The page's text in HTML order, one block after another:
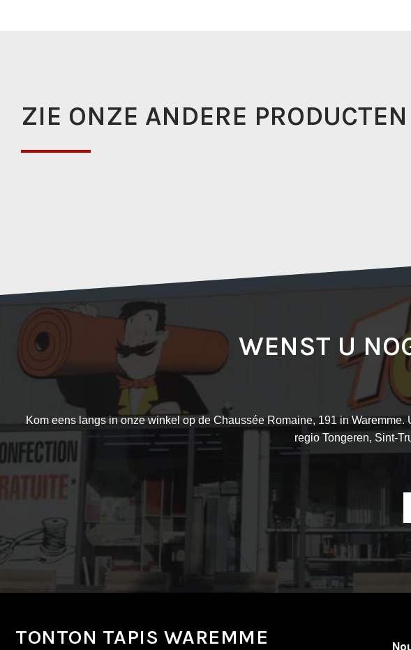
ZIE ONZE ANDERE
WENST U
Kom eens langs in onze winkel op de Chaussée Romaine, 191 in
regio Tongeren, Sint-
TONTON TAPIS WAREMME